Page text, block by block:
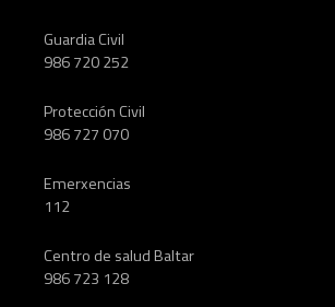
Guardia Civil
986 720 252
Protección Civil
986 727 070
Emerxencias
112
Centro de salud Baltar
986 723 128